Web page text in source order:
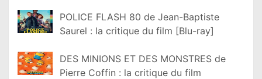
POLICE FLASH 80 de Jean-Baptiste
Saurel : la critique du film [Blu-ray]
DES MINIONS ET DES MONSTRES de
Pierre Coffin : la critique du film